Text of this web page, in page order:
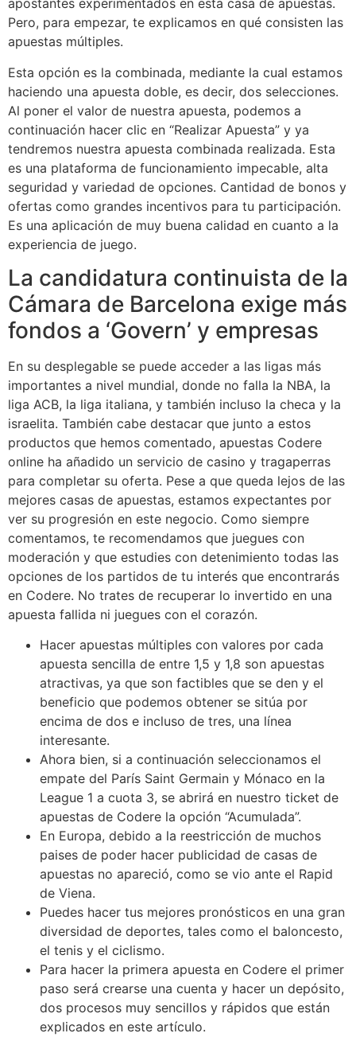
apostantes experimentados en esta casa de apuestas.
Pero, para empezar, te explicamos en qué consisten las
apuestas múltiples.
Esta opción es la combinada, mediante la cual estamos
haciendo una apuesta doble, es decir, dos selecciones.
Al poner el valor de nuestra apuesta, podemos a
continuación hacer clic en “Realizar Apuesta” y ya
tendremos nuestra apuesta combinada realizada. Esta
es una plataforma de funcionamiento impecable, alta
seguridad y variedad de opciones. Cantidad de bonos y
ofertas como grandes incentivos para tu participación.
Es una aplicación de muy buena calidad en cuanto a la
experiencia de juego.
La candidatura continuista de la
Cámara de Barcelona exige más
fondos a ‘Govern’ y empresas
En su desplegable se puede acceder a las ligas más
importantes a nivel mundial, donde no falla la NBA, la
liga ACB, la liga italiana, y también incluso la checa y la
israelita. También cabe destacar que junto a estos
productos que hemos comentado, apuestas Codere
online ha añadido un servicio de casino y tragaperras
para completar su oferta. Pese a que queda lejos de las
mejores casas de apuestas, estamos expectantes por
ver su progresión en este negocio. Como siempre
comentamos, te recomendamos que juegues con
moderación y que estudies con detenimiento todas las
opciones de los partidos de tu interés que encontrarás
en Codere. No trates de recuperar lo invertido en una
apuesta fallida ni juegues con el corazón.
Hacer apuestas múltiples con valores por cada
apuesta sencilla de entre 1,5 y 1,8 son apuestas
atractivas, ya que son factibles que se den y el
beneficio que podemos obtener se sitúa por
encima de dos e incluso de tres, una línea
interesante.
Ahora bien, si a continuación seleccionamos el
empate del París Saint Germain y Mónaco en la
League 1 a cuota 3, se abrirá en nuestro ticket de
apuestas de Codere la opción “Acumulada”.
En Europa, debido a la reestricción de muchos
paises de poder hacer publicidad de casas de
apuestas no apareció, como se vio ante el Rapid
de Viena.
Puedes hacer tus mejores pronósticos en una gran
diversidad de deportes, tales como el baloncesto,
el tenis y el ciclismo.
Para hacer la primera apuesta en Codere el primer
paso será crearse una cuenta y hacer un depósito,
dos procesos muy sencillos y rápidos que están
explicados en este artículo.